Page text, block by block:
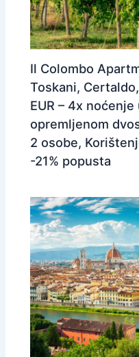
Il Colombo
Toskani,
EUR – 4x
opremljenom
2 osobe,
-21% popusta